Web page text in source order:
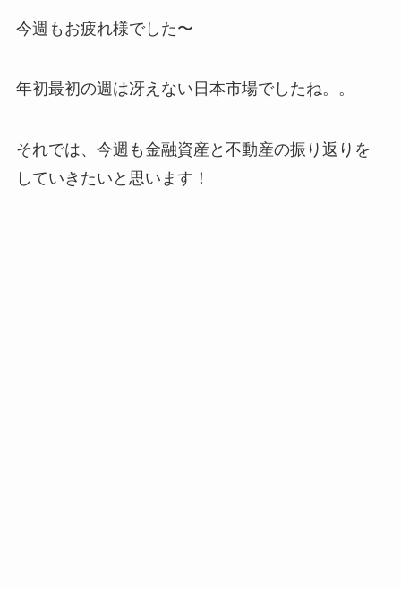
今週もお疲れ様でした〜
年初最初の週は冴えない日本市場でしたね。。
それでは、今週も金融資産と不動産の振り返りを
していきたいと思います！